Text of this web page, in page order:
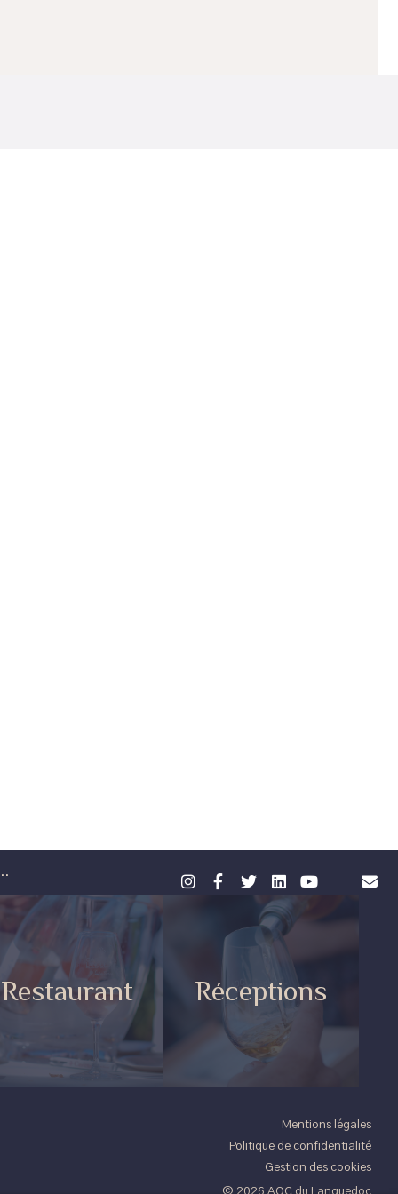
Restaurant Réceptions
Mentions légales
Politique de confidentialité
Gestion des cookies
© 2026 AOC du Languedoc